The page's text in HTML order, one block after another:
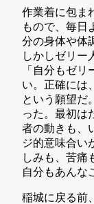
作業着に包ま
もので、毎日
分の身体や体
しかしゼリー
「自分もゼ
い。正確には
という願望だ
った。最初は
者の動きも、
ジ的意味合い
しみも、苦痛
自分もあんな
稲城に戻る前